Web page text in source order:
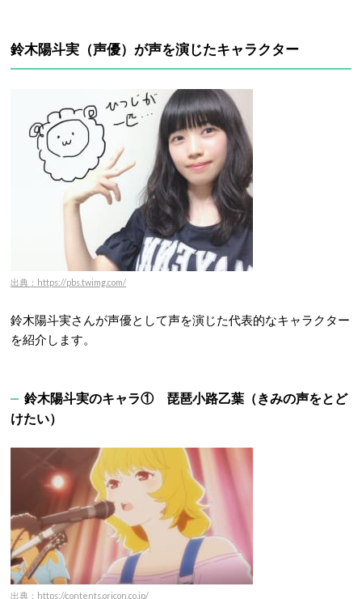
鈴木陽斗実（声優）が声を演じたキャラクター
出典：https://pbs.twimg.com/
鈴木陽斗実さんが声優として声を演じた代表的なキャラクター
を紹介します。
鈴木陽斗実のキャラ① 琵琶小路乙葉（きみの声をとど
けたい）
出典：https://contents.oricon.co.jp/